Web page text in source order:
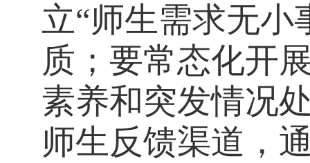
立“师生需求无小
质；要常态化开
素养和突发情况
师生反馈渠道，